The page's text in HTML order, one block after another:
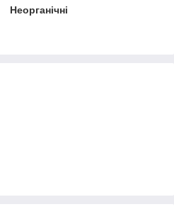
Неорганічні